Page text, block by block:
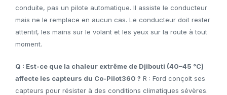
conduite, pas un pilote automatique. Il assiste le conducteur
mais ne le remplace en aucun cas. Le conducteur doit rester
attentif, les mains sur le volant et les yeux sur la route à tout
moment.
Q : Est-ce que la chaleur extrême de Djibouti (40–45 °C)
affecte les capteurs du Co-Pilot360 ? R : Ford conçoit ses
capteurs pour résister à des conditions climatiques sévères.